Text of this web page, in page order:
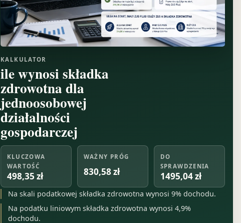
KALKULATOR
ile wynosi składka
zdrowotna dla
jednoosobowej
działalności
gospodarczej
KLUCZOWA
WARTOŚĆ
498,35 zł
WAŻNY PRÓG
830,58 zł
DO
SPRAWDZENIA
1495,04 zł
Na skali podatkowej składka zdrowotna wynosi 9% dochodu.
Na podatku liniowym składka zdrowotna wynosi 4,9%
dochodu.